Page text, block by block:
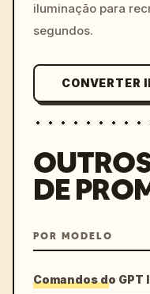
iluminação para
segundos.
CONVERTER
DE
POR MODELO
Comandos do GPT